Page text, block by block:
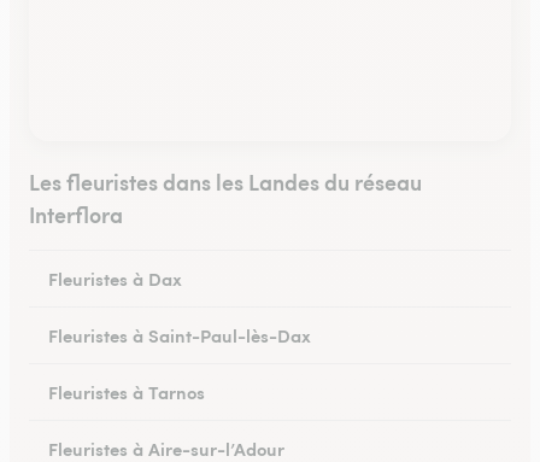
Les fleuristes dans les Landes du réseau
Interflora
Fleuristes à Dax
Fleuristes à Saint-Paul-lès-Dax
Fleuristes à Tarnos
Fleuristes à Aire-sur-l’Adour